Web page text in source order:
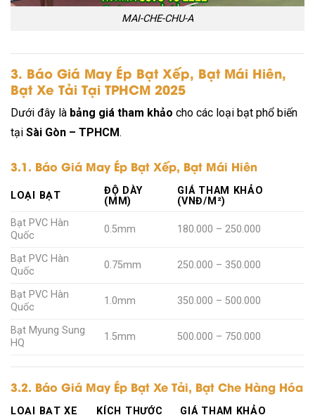
MAI-CHE-CHU-A
3. Báo Giá May Ép Bạt Xếp, Bạt Mái Hiên,
Bạt Xe Tải Tại TPHCM 2025
Dưới đây là bảng giá tham khảo cho các loại bạt phổ biến
tại Sài Gòn – TPHCM.
3.1. Báo Giá May Ép Bạt Xếp, Bạt Mái Hiên
LOẠI BẠT
ĐỘ DÀY
(MM)
GIÁ THAM KHẢO
(VNĐ/M²)
Bạt PVC Hàn
Quốc
0.5mm 180.000 – 250.000
Bạt PVC Hàn
Quốc
0.75mm 250.000 – 350.000
Bạt PVC Hàn
Quốc
1.0mm 350.000 – 500.000
Bạt Myung Sung
HQ
1.5mm 500.000 – 750.000
3.2. Báo Giá May Ép Bạt Xe Tải, Bạt Che Hàng Hóa
LOẠI BẠT XE
KÍCH THƯỚC
GIÁ THAM KHẢO